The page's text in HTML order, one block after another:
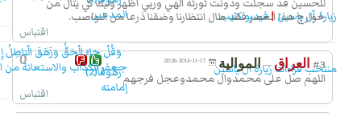
وَقُلْ جَاءَ الْحَقُّ وَزَهَقَ الْبَاطِلُ
زَهُوقاً(2)
زيارة آل ياسين |فيديو كليب
منتخب قراءات زيارة ال ياسين
المدعين
جعفر الكذاب والاستعانة من
إمامته
للحسين قد سجلت ودونت ثورته الهي وربي اظهر وليك كي ينال من
خوارج هذا العصر فقد طال انتظارنا وضقنا ذرعا من النواصب.
اقتباس
0 #3 العراق — الموالية 2014-11-17 20:26
اللهم صل على محمدوال محمدوعجل فرجهم
اقتباس